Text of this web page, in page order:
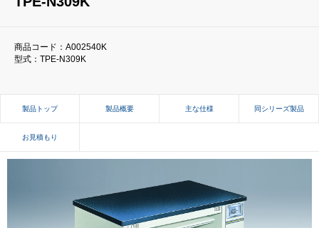
商品コード：A002540K
型式：TPE-N309K
製品トップ 製品概要 主な仕様 同シリーズ製品
お見積もり